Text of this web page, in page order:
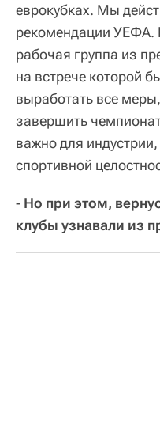
еврокубках. Мы
рекомендации УЕФА.
рабочая группа из
на встрече которой
выработать все
завершить
важно для
спортивной
- Но при этом,
клубы узнавали из